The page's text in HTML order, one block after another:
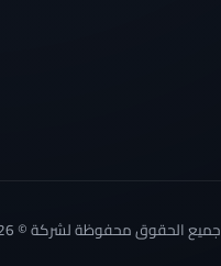
جميع الحقوق محفوظة لشركة © 2026